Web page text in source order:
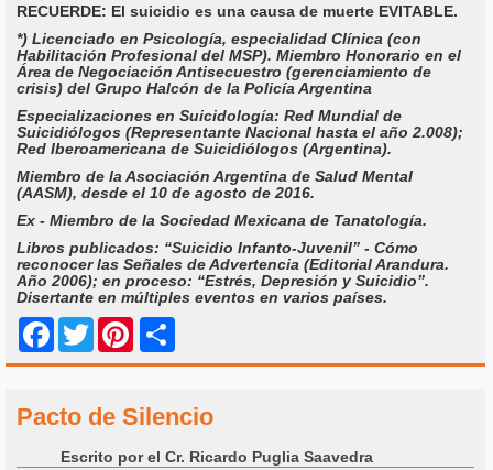
RECUERDE: El suicidio es una causa de muerte EVITABLE.
*) Licenciado en Psicología, especialidad Clínica (con
Habilitación Profesional del MSP). Miembro Honorario en el
Área de Negociación Antisecuestro (gerenciamiento de
crisis) del Grupo Halcón de la Policía Argentina
Especializaciones en Suicidología: Red Mundial de
Suicidiólogos (Representante Nacional hasta el año 2.008);
Red Iberoamericana de Suicidiólogos (Argentina).
Miembro de la Asociación Argentina de Salud Mental
(AASM), desde el 10 de agosto de 2016.
Ex - Miembro de la Sociedad Mexicana de Tanatología.
Libros publicados: “Suicidio Infanto-Juvenil” - Cómo
reconocer las Señales de Advertencia (Editorial Arandura.
Año 2006); en proceso: “Estrés, Depresión y Suicidio”.
Disertante en múltiples eventos en varios países.
Facebook
Twitter Pinterest
Pacto de Silencio
Escrito porel Cr. Ricardo Puglia Saavedra